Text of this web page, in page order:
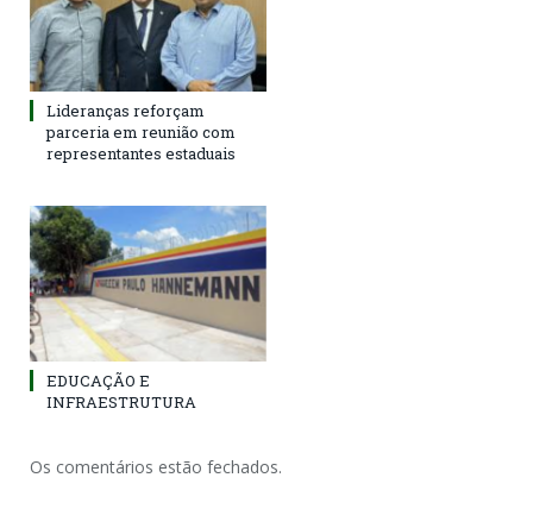
Lideranças reforçam
parceria em reunião com
representantes estaduais
EDUCAÇÃO E
INFRAESTRUTURA
Os comentários estão fechados.